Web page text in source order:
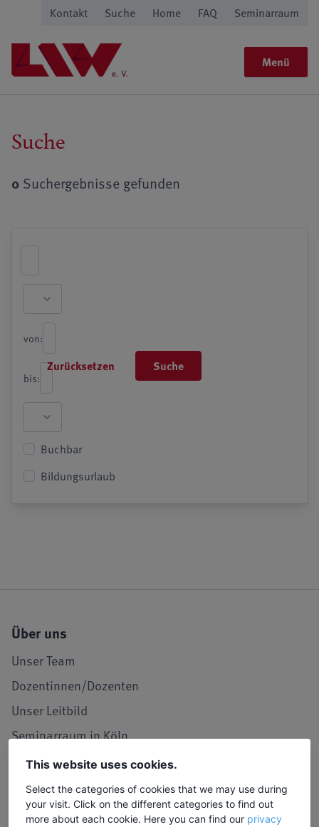
Kontakt Suche Home FAQ Seminarraum
Menü
Suche
0 Suchergebnisse gefunden
von:
bis:
Buchbar
Bildungsurlaub
Zurücksetzen Suche
Über uns
Unser Team
Dozentinnen/Dozenten
Unser Leitbild
Seminarraum in Köln
LIW in den Medien
Jobs und Karriere
Referenzen / Kooperationen
This website uses cookies.
Select the categories of cookies that we may use during
your visit. Click on the different categories to find out
more about each cookie. Here you can find our privacy